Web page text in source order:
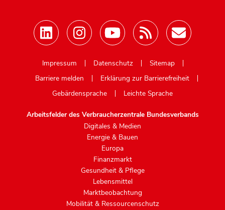
Impressum
Datenschutz
Sitemap
Barriere melden
Erklärung zur Barrierefreiheit
Gebärdensprache
Leichte Sprache
Arbeitsfelder des Verbraucherzentrale Bundesverbands
Digitales & Medien
Energie & Bauen
Europa
Finanzmarkt
Gesundheit & Pflege
Lebensmittel
Marktbeobachtung
Mobilität & Ressourcenschutz